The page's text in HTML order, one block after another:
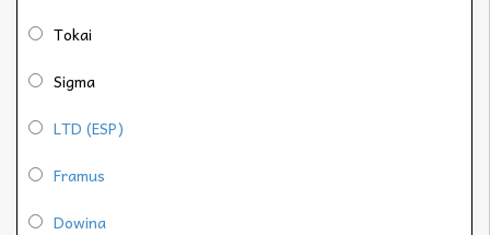
Tokai
Sigma
LTD (ESP)
Framus
Dowina